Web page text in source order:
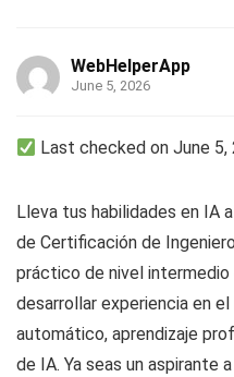
WebHelperApp
June 5, 2026
Last checked on June
Lleva tus habilidades en IA
de Certificación de
práctico de nivel intermedio
desarrollar experiencia en
automático, aprendizaje
de IA. Ya seas un aspirante